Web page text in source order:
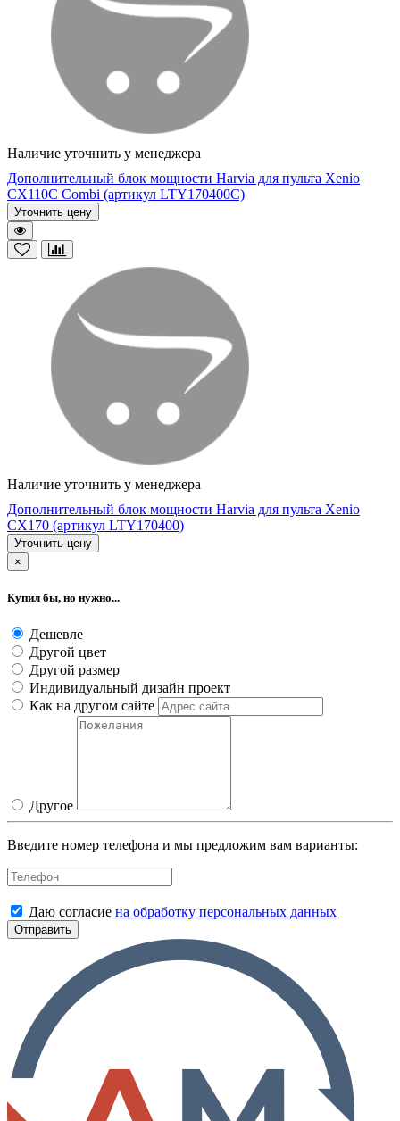
Наличие уточнить у менеджера
Дополнительный блок мощности Harvia для пульта Xenio
CX110C Combi (артикул LTY170400C)
Уточнить цену
Наличие уточнить у менеджера
Дополнительный блок мощности Harvia для пульта Xenio
CX170 (артикул LTY170400)
Уточнить цену
×
Купил бы, но нужно...
Дешевле
Другой цвет
Другой размер
Индивидуальный дизайн проект
Как на другом сайте
Другое
Введите номер телефона и мы предложим вам варианты:
Даю согласие на обработку персональных данных
Отправить